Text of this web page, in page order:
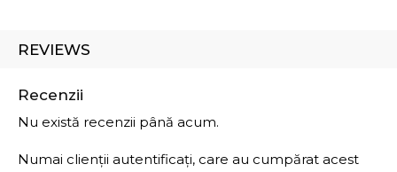
REVIEWS
Recenzii
Nu există recenzii până acum.
Numai clienții autentificați, care au cumpărat acest